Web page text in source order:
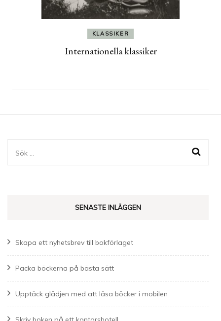
KLASSIKER
Internationella klassiker
Sök
SENASTE INLÄGGEN
Skapa ett nyhetsbrev till bokförlaget
Packa böckerna på bästa sätt
Upptäck glädjen med att läsa böcker i mobilen